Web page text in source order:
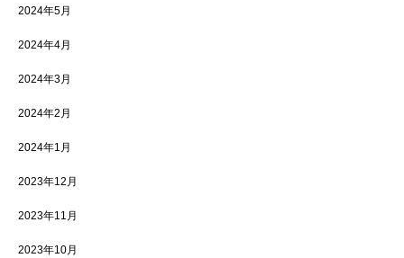
2024年5月
2024年4月
2024年3月
2024年2月
2024年1月
2023年12月
2023年11月
2023年10月